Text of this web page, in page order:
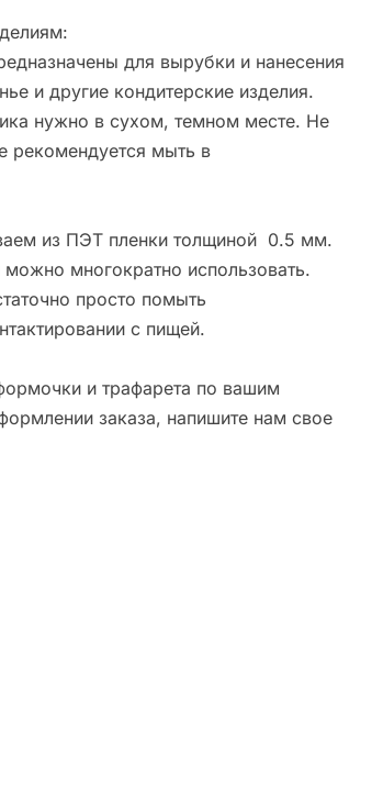
для вырубки и нанесения
и другие кондитерские изделия.
нужно в сухом, темном месте. Не
рекомендуется мыть в
из ПЭТ пленки толщиной 0.5 мм.
многократно использовать.
просто помыть
с пищей.
и трафарета по вашим
заказа, напишите нам свое